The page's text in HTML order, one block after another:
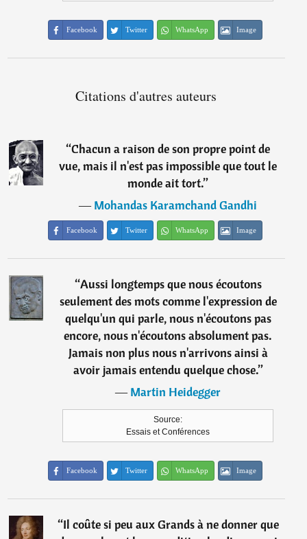
Facebook Twitter WhatsApp Image
Citations d'autres auteurs
“Chacun a raison de son propre point de
vue, mais il n'est pas impossible que tout le
monde ait tort.”
―Mohandas Karamchand Gandhi
Facebook Twitter WhatsApp Image
“Aussi longtemps que nous écoutons
seulement des mots comme l'expression de
quelqu'un qui parle, nous n'écoutons pas
encore, nous n'écoutons absolument pas.
Jamais non plus nous n'arrivons ainsi à
avoir jamais entendu quelque chose.”
―Martin Heidegger
Source:
Essais et Conférences
Facebook Twitter WhatsApp Image
“Il coûte si peu aux Grands à ne donner que